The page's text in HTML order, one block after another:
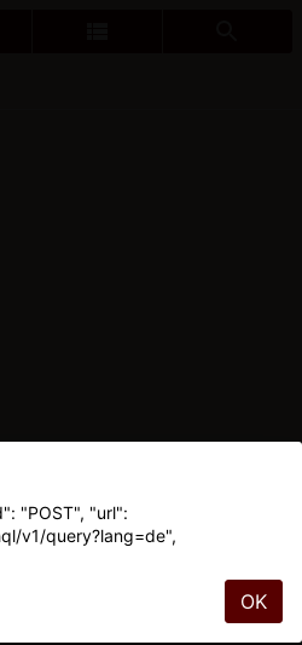
"POST", "url":
v1/query?lang=de",
OK